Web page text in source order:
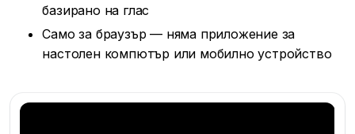
базирано на глас
Само за браузър — няма приложение за
настолен компютър или мобилно устройство